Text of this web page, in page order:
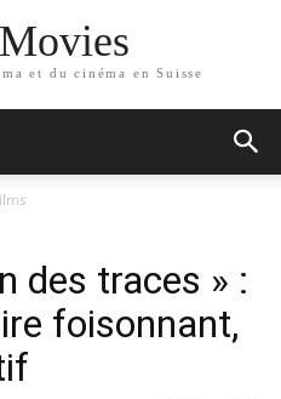
et du cinéma en Suisse
des traces » :
foisonnant,